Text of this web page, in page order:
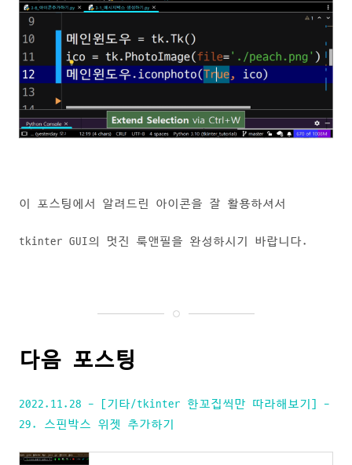
이 포스팅에서 알려드린 아이콘을 잘 활용하셔서
tkinter GUI의 멋진 룩앤필을 완성하시기 바랍니다.
다음 포스팅
2022.11.28 - [기타/tkinter 한꼬집씩만 따라해보기] -
29. 스핀박스 위젯 추가하기